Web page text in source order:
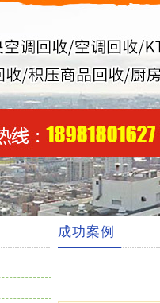
成功案例